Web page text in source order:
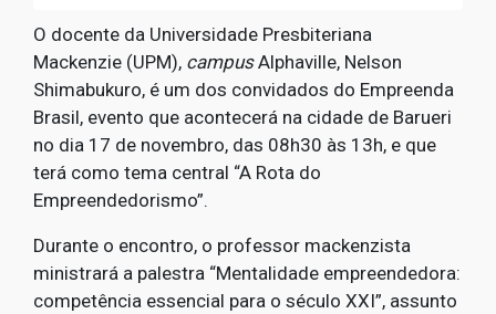
O docente da Universidade Presbiteriana
Mackenzie (UPM), campusAlphaville, Nelson
Shimabukuro, é um dos convidados do Empreenda
Brasil, evento que acontecerá na cidade de Barueri
no dia 17 de novembro, das 08h30 às 13h, e que
terá como tema central “A Rota do
Empreendedorismo”.
Durante o encontro, o professor mackenzista
ministrará a palestra “Mentalidade empreendedora:
competência essencial para o século XXI”, assunto